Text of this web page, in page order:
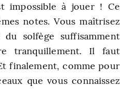
impossible à jouer ! Ce
notes. Vous maîtrisez
du solfège suffisamment
tranquillement. Il faut
finalement, comme pour
que vous connaissez